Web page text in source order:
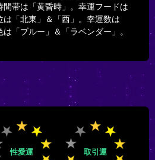
間帯は「黄昏時」。幸運フードは
は「北東」＆「西」。幸運数は
は「ブルー」＆「ラベンダー」。
性愛運 取引運